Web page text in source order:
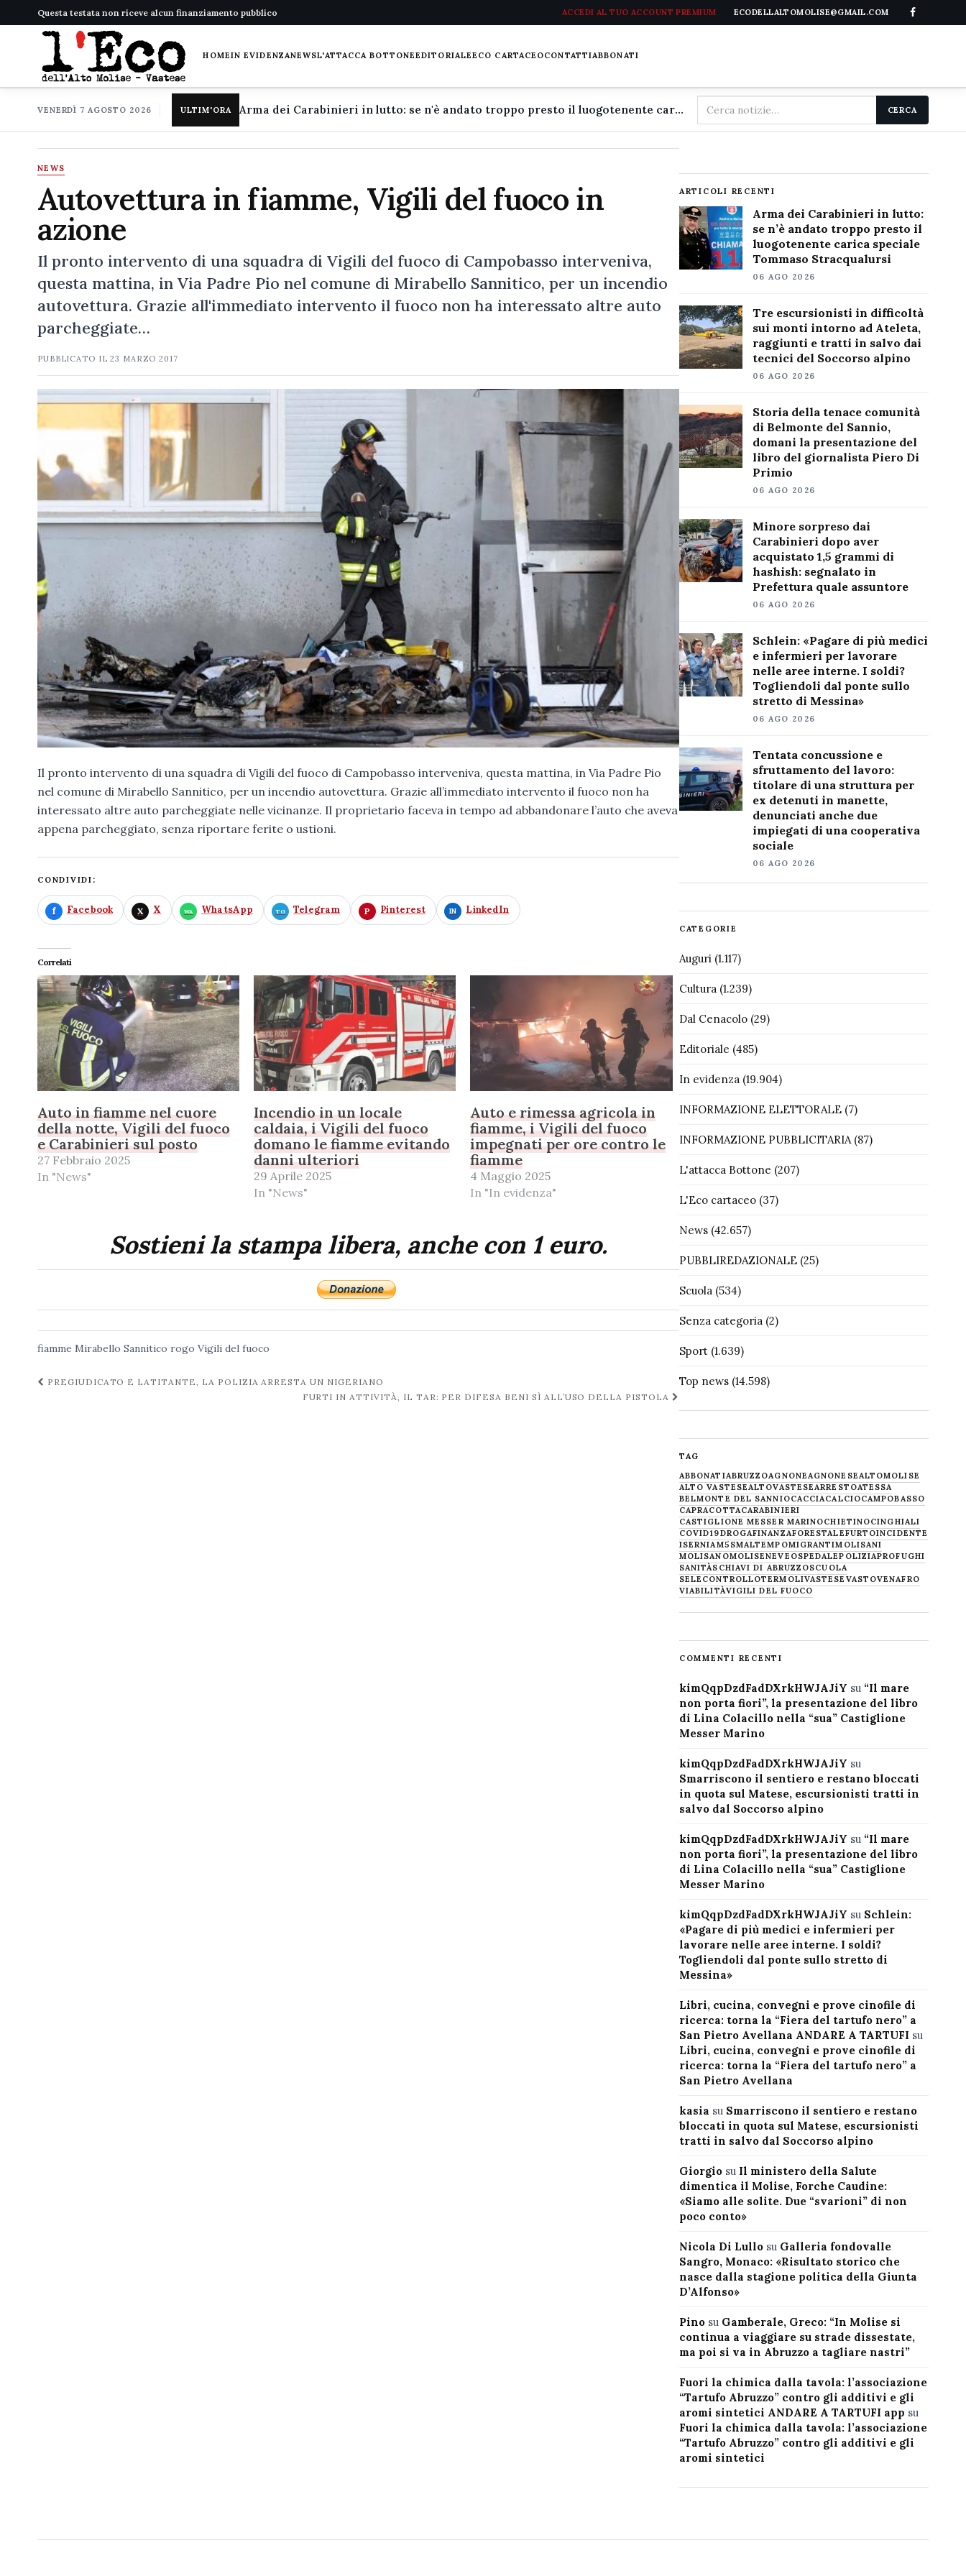
Questa testata non riceve alcun finanziamento pubblico ACCEDI AL TUO ACCOUNT PREMIUM ECODELLALTOMOLISE@GMAIL.COM
HOMEIN EVIDENZANEWSL'ATTACCA BOTTONEEDITORIALEECO CARTACEOCONTATTIABBONATI
VENERDÌ 7 AGOSTO 2026 ULTIM'ORA Arma dei Carabinieri in lutto: se n'è andato troppo presto il luogotenente carica speciale Tommaso Stracqualursi
Cerca
nel
CERCA
NEWS
Autovettura in fiamme, Vigili del fuoco in
azione
Il pronto intervento di una squadra di Vigili del fuoco di Campobasso interveniva,
questa mattina, in Via Padre Pio nel comune di Mirabello Sannitico, per un incendio
autovettura. Grazie all'immediato intervento il fuoco non ha interessato altre auto
parcheggiate…
PUBBLICATO IL23 MARZO 2017
Il pronto intervento di una squadra di Vigili del fuoco di Campobasso interveniva, questa mattina, in Via Padre Pio
nel comune di Mirabello Sannitico, per un incendio autovettura. Grazie all’immediato intervento il fuoco non ha
interessato altre auto parcheggiate nelle vicinanze. Il proprietario faceva in tempo ad abbandonare l’auto che aveva
appena parcheggiato, senza riportare ferite o ustioni.
CONDIVIDI:
Facebook X WhatsApp Telegram Pinterest LinkedIn
Correlati
Auto in fiamme nel cuore
della notte, Vigili del fuoco
e Carabinieri sul posto
27 Febbraio 2025
In "News"
Incendio in un locale
caldaia, i Vigili del fuoco
domano le fiamme evitando
danni ulteriori
29 Aprile 2025
In "News"
Auto e rimessa agricola in
fiamme, i Vigili del fuoco
impegnati per ore contro le
fiamme
4 Maggio 2025
In "In evidenza"
Sostieni la stampa libera, anche con 1 euro.
fiamme Mirabello Sannitico rogo Vigili del fuoco
Navigazione
PREGIUDICATO E LATITANTE, LA POLIZIA ARRESTA UN NIGERIANO
FURTI IN ATTIVITÀ, IL TAR: PER DIFESA BENI SÌ ALL’USO DELLA PISTOLA
ARTICOLI RECENTI
Arma dei Carabinieri in lutto:
se n’è andato troppo presto il
luogotenente carica speciale
Tommaso Stracqualursi
06 AGO 2026
Tre escursionisti in difficoltà
sui monti intorno ad Ateleta,
raggiunti e tratti in salvo dai
tecnici del Soccorso alpino
06 AGO 2026
Storia della tenace comunità
di Belmonte del Sannio,
domani la presentazione del
libro del giornalista Piero Di
Primio
06 AGO 2026
Minore sorpreso dai
Carabinieri dopo aver
acquistato 1,5 grammi di
hashish: segnalato in
Prefettura quale assuntore
06 AGO 2026
Schlein: «Pagare di più medici
e infermieri per lavorare
nelle aree interne. I soldi?
Togliendoli dal ponte sullo
stretto di Messina»
06 AGO 2026
Tentata concussione e
sfruttamento del lavoro:
titolare di una struttura per
ex detenuti in manette,
denunciati anche due
impiegati di una cooperativa
sociale
06 AGO 2026
CATEGORIE
Auguri(1.117)
Cultura(1.239)
Dal Cenacolo(29)
Editoriale (485)
In evidenza(19.904)
INFORMAZIONE ELETTORALE(7)
INFORMAZIONE PUBBLICITARIA(87)
L'attacca Bottone (207)
L'Eco cartaceo(37)
News(42.657)
PUBBLIREDAZIONALE(25)
Scuola(534)
Senza categoria(2)
Sport(1.639)
Top news(14.598)
TAG
ABBONATIABRUZZOAGNONEAGNONESEALTOMOLISE
ALTO VASTESEALTOVASTESEARRESTOATESSA
BELMONTE DEL SANNIOCACCIACALCIOCAMPOBASSO
CAPRACOTTACARABINIERI
CASTIGLIONE MESSER MARINOCHIETINOCINGHIALI
COVID19DROGAFINANZAFORESTALEFURTOINCIDENTE
ISERNIAM5SMALTEMPOMIGRANTIMOLISANI
MOLISANOMOLISENEVE OSPEDALEPOLIZIAPROFUGHI
SANITÀSCHIAVI DI ABRUZZOSCUOLA
SELECONTROLLOTERMOLIVASTESE VASTOVENAFRO
VIABILITÀVIGILI DEL FUOCO
COMMENTI RECENTI
kimQqpDzdFadDXrkHWJAJiY su “Il mare
non porta fiori”, la presentazione del libro
di Lina Colacillo nella “sua” Castiglione
Messer Marino
kimQqpDzdFadDXrkHWJAJiY su
Smarriscono il sentiero e restano bloccati
in quota sul Matese, escursionisti tratti in
salvo dal Soccorso alpino
kimQqpDzdFadDXrkHWJAJiY su “Il mare
non porta fiori”, la presentazione del libro
di Lina Colacillo nella “sua” Castiglione
Messer Marino
kimQqpDzdFadDXrkHWJAJiY su Schlein:
«Pagare di più medici e infermieri per
lavorare nelle aree interne. I soldi?
Togliendoli dal ponte sullo stretto di
Messina»
Libri, cucina, convegni e prove cinofile di
ricerca: torna la “Fiera del tartufo nero” a
San Pietro Avellana ANDARE A TARTUFI su
Libri, cucina, convegni e prove cinofile di
ricerca: torna la “Fiera del tartufo nero” a
San Pietro Avellana
kasia su Smarriscono il sentiero e restano
bloccati in quota sul Matese, escursionisti
tratti in salvo dal Soccorso alpino
Giorgiosu Il ministero della Salute
dimentica il Molise, Forche Caudine:
«Siamo alle solite. Due “svarioni” di non
poco conto»
Nicola Di Lullosu Galleria fondovalle
Sangro, Monaco: «Risultato storico che
nasce dalla stagione politica della Giunta
D’Alfonso»
Pinosu Gamberale, Greco: “In Molise si
continua a viaggiare su strade dissestate,
ma poi si va in Abruzzo a tagliare nastri”
Fuori la chimica dalla tavola: l’associazione
“Tartufo Abruzzo” contro gli additivi e gli
aromi sintetici ANDARE A TARTUFI app su
Fuori la chimica dalla tavola: l’associazione
“Tartufo Abruzzo” contro gli additivi e gli
aromi sintetici